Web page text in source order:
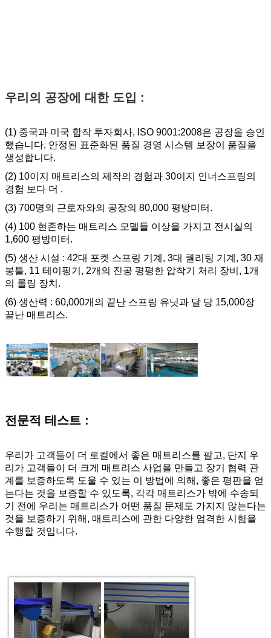
우리의 공장에 대한 도입 :
(1) 중국과 미국 합작 투자회사, ISO 9001:2008은 공장을 승인
했습니다, 안정된 표준화된 품질 경영 시스템 보장이 품질을
생성합니다.
(2) 10이지 매트리스의 제작의 경험과 30이지 인너스프링의
경험 보다 더 .
(3) 700명의 근로자와의 공장의 80,000 평방미터.
(4) 100 현존하는 매트리스 모델들 이상을 가지고 전시실의
1,600 평방미터.
(5) 생산 시설 : 42대 포켓 스프링 기계, 3대 퀄리팅 기계, 30 재
봉틀, 11 테이핑기, 2개의 진공 평평한 압착기 처리 장비, 1개
의 롤링 장치.
(6) 생산력 : 60,000개의 끝난 스프링 유닛과 달 당 15,000장
끝난 매트리스.
전문적 테스트 :
우리가 고객들이 더 로컬에서 좋은 매트리스를 팔고, 단지 우
리가 고객들이 더 크게 매트리스 사업을 만들고 장기 협력 관
계를 보증하도록 도울 수 있는 이 방법에 의해, 좋은 평판을 얻
는다는 것을 보증할 수 있도록, 각각 매트리스가 밖에 수송되
기 전에 우리는 매트리스가 어떤 품질 문제도 가지지 않는다는
것을 보증하기 위해, 매트리스에 관한 다양한 엄격한 시험을
수행할 것입니다.